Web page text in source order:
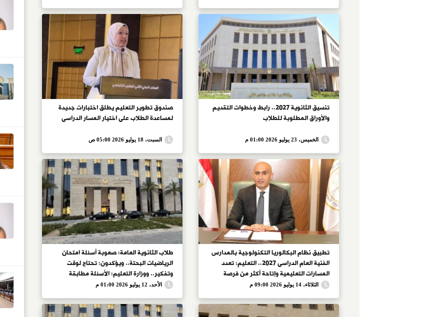
تنسيق الثانوية 2027.. رابط وخطوات التقديم
والأوراق المطلوبة للطلاب
الخميس، 23 يوليو 2026 01:00 م
صندوق تطوير التعليم يطلق اختبارات جديدة
لمساعدة الطلاب على اختيار المسار الدراسى
السبت، 18 يوليو 2026 05:00 ص
تطبيق نظام البكالوريا التكنولوجية بالمدارس
الفنية العام الدراسى 2027.. التعليم: تعدد
المسارات التعليمية وإتاحة أكثر من فرصة
للامتحان والتقييم.. إدخال عدد من التخصصات
الثلاثاء، 14 يوليو 2026 09:00 م
طلاب الثانوية العامة: صعوبة أسئلة امتحان
الرياضيات البحتة.. ويؤكدون: تحتاج لوقت
وتفكير.. ووزارة التعليم: الأسئلة مطابقة
للمواصفات وتراعى التفاوت.. وضبط
الأحد، 12 يوليو 2026 01:00 م